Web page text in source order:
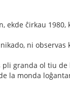
ekde ĉirkau
ni
pli granda ol tiu
la monda